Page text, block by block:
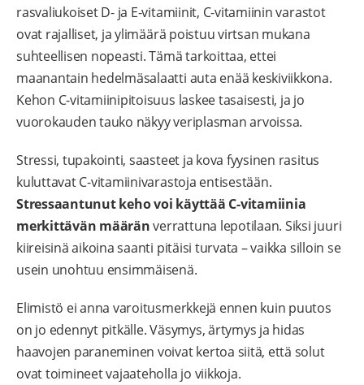
rasvaliukoiset D- ja E-vitamiinit, C-vitamiinin varastot
ovat rajalliset, ja ylimäärä poistuu virtsan mukana
suhteellisen nopeasti. Tämä tarkoittaa, ettei
maanantain hedelmäsalaatti auta enää keskiviikkona.
Kehon C-vitamiinipitoisuus laskee tasaisesti, ja jo
vuorokauden tauko näkyy veriplasman arvoissa.
Stressi, tupakointi, saasteet ja kova fyysinen rasitus
kuluttavat C-vitamiinivarastoja entisestään.
Stressaantunut keho voi käyttää C-vitamiinia
merkittävän määränverrattuna lepotilaan. Siksi juuri
kiireisinä aikoina saanti pitäisi turvata – vaikka silloin se
usein unohtuu ensimmäisenä.
Elimistö ei anna varoitusmerkkejä ennen kuin puutos
on jo edennyt pitkälle. Väsymys, ärtymys ja hidas
haavojen paraneminen voivat kertoa siitä, että solut
ovat toimineet vajaateholla jo viikkoja.